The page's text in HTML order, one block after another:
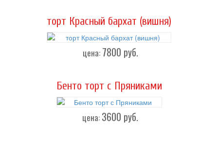
торт Красный бархат (вишня)
цена: 7800 руб.
Бенто торт с Пряниками
цена: 3600 руб.